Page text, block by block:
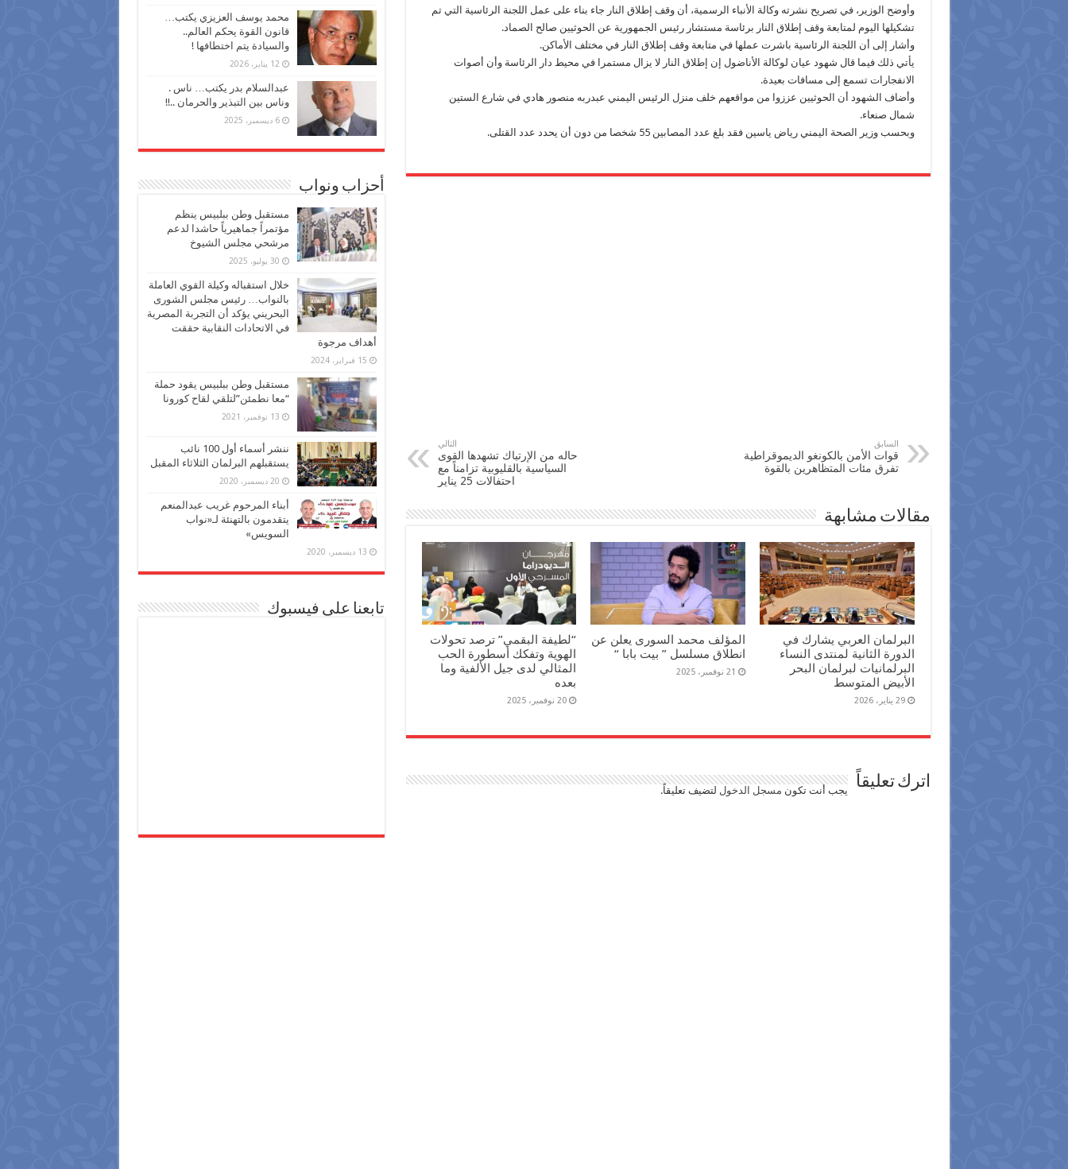
وأوضح الوزير، في تصريح نشرته وكالة الأنباء الرسمية، أن وقف إطلاق النار جاء بناء على عمل اللجنة الرئاسية التي تم
تشكيلها اليوم لمتابعة وقف إطلاق النار برئاسة مستشار رئيس الجمهورية عن الحوثيين صالح الصماد.
وأشار إلى أن اللجنة الرئاسية باشرت عملها في متابعة وقف إطلاق النار في مختلف الأماكن.
يأتي ذلك فيما قال شهود عيان لوكالة الأناضول إن إطلاق النار لا يزال مستمرا في محيط دار الرئاسة وأن أصوات
الانفجارات تسمع إلى مسافات بعيدة.
وأضاف الشهود أن الحوثيين عززوا من مواقعهم خلف منزل الرئيس اليمني عبدربه منصور هادي في شارع الستين
شمال صنعاء.
وبحسب وزير الصحة اليمني رياض ياسين فقد بلغ عدد المصابين 55 شخصا من دون أن يحدد عدد القتلى.
السابق
قوات الأمن بالكونغو الديموقراطية
تفرق مئات المتظاهرين بالقوة
التالي
حاله من الإرتباك تشهدها القوى
السياسية بالقليوبية تزامناً مع
احتفالات 25 يناير
مقالات مشابهة
البرلمان العربي يشارك في
الدورة الثانية لمنتدى النساء
البرلمانيات لبرلمان البحر
الأبيض المتوسط
29 يناير، 2026
المؤلف محمد السورى يعلن عن
انطلاق مسلسل ” بيت بابا “
21 نوفمبر، 2025
“لطيفة البقمي” ترصد تحولات
الهوية وتفكك أسطورة الحب
المثالي لدى جيل الألفية وما
بعده
20 نوفمبر، 2025
اترك تعليقاً يجب أنت تكون مسجل الدخول لتضيف تعليقاً.
محمد يوسف العزيزي يكتب…
قانون القوة يحكم العالم..
والسيادة يتم اختطافها !
12 يناير، 2026
عبدالسلام بدر يكتب… ناس .
وناس بين التبذير والحرمان ..!!
6 ديسمبر، 2025
أحزاب ونواب
مستقبل وطن ببلبيس ينظم
مؤتمراً جماهيرياً حاشدا لدعم
مرشحي مجلس الشيوخ
30 يوليو، 2025
خلال استقباله وكيلة القوي العاملة
بالنواب… رئيس مجلس الشورى
البحريني يؤكد أن التجربة المصرية
في الاتحادات النقابية حققت
أهداف مرجوة
15 فبراير، 2024
مستقبل وطن ببلبيس يقود حملة
“معا نطمئن”لتلقي لقاح كورونا
13 نوفمبر، 2021
ننشر أسماء أول 100 نائب
يستقبلهم البرلمان الثلاثاء المقبل
20 ديسمبر، 2020
أبناء المرحوم غريب عبدالمنعم
يتقدمون بالتهنئة لـ«نواب
السويس»
13 ديسمبر، 2020
تابعنا على فيسبوك